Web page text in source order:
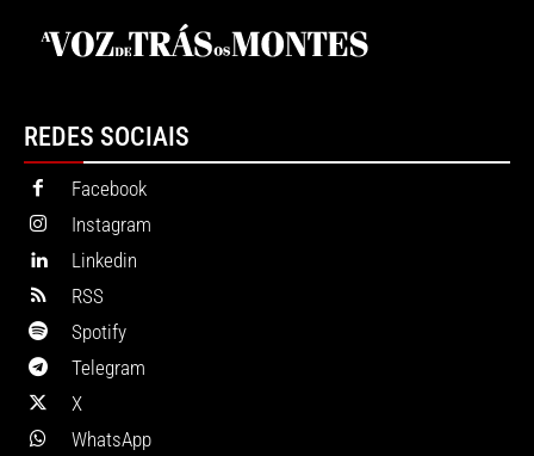
REDES SOCIAIS
Facebook
Instagram
Linkedin
RSS
Spotify
Telegram
X
WhatsApp